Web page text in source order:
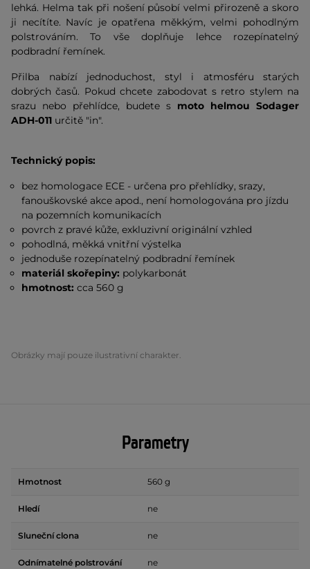
lehká. Helma tak při nošení působí velmi přirozeně a skoro
ji necítíte. Navíc je opatřena měkkým, velmi pohodlným
polstrováním. To vše doplňuje lehce rozepínatelný
podbradní řemínek.
Přilba nabízí jednoduchost, styl i atmosféru starých
dobrých časů. Pokud chcete zabodovat s retro stylem na
srazu nebo přehlídce, budete s moto helmou Sodager
ADH-011 určitě "in".
Technický popis:
bez homologace ECE - určena pro přehlídky, srazy,
fanouškovské akce apod., není homologována pro jízdu
na pozemních komunikacích
povrch z pravé kůže, exkluzivní originální vzhled
pohodlná, měkká vnitřní výstelka
jednoduše rozepínatelný podbradní řemínek
materiál skořepiny: polykarbonát
hmotnost: cca 560 g
Obrázky mají pouze ilustrativní charakter.
Parametry
Hmotnost 560 g
Hledí ne
Sluneční clona ne
Odnímatelné polstrování ne